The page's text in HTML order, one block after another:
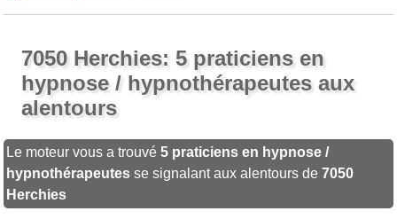
7050 Herchies: 5 praticiens en
hypnose / hypnothérapeutes aux
alentours
Le moteur vous a trouvé5 praticiens en hypnose /
hypnothérapeutes se signalant aux alentours de7050
Herchies